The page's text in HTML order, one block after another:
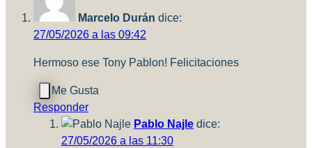
conquistó
Marcelo Durán dice:
27/05/2026 a las 09:42
Hermoso ese Tony Pablon! Felicitaciones
Responder
Pablo Najle dice:
27/05/2026 a las 11:30